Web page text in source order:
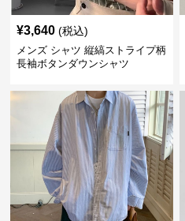
¥3,640 (税込)
メンズ シャツ 縦縞ストライプ柄
長袖ボタンダウンシャツ